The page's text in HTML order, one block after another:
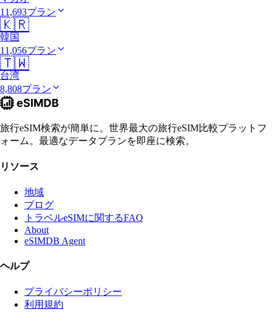
11,693プラン
🇰🇷
韓国
11,056プラン
🇹🇼
台湾
8,808プラン
旅行eSIM検索が簡単に。世界最大の旅行eSIM比較プラットフ
ォーム。最適なデータプランを即座に検索。
リソース
地域
ブログ
トラベルeSIMに関するFAQ
About
eSIMDB Agent
ヘルプ
プライバシーポリシー
利用規約